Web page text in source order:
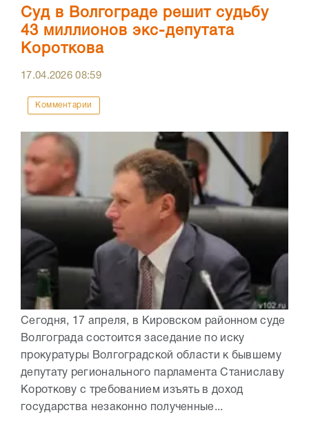
Суд в Волгограде решит судьбу
43 миллионов экс-депутата
Короткова
17.04.202608:59
Комментарии
Сегодня, 17 апреля, в Кировском районном суде
Волгограда состоится заседание по иску
прокуратуры Волгоградской области к бывшему
депутату регионального парламента Станиславу
Короткову с требованием изъять в доход
государства незаконно полученные...